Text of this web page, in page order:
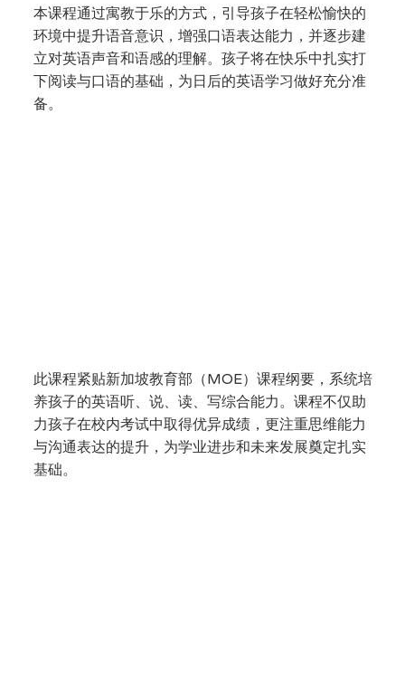
本课程通过寓教于乐的方式，引导孩子在轻松愉快的
环境中提升语音意识，增强口语表达能力，并逐步建
立对英语声音和语感的理解。孩子将在快乐中扎实打
下阅读与口语的基础，为日后的英语学习做好充分准
备。
此课程紧贴新加坡教育部（MOE）课程纲要，系统培
养孩子的英语听、说、读、写综合能力。课程不仅助
力孩子在校内考试中取得优异成绩，更注重思维能力
与沟通表达的提升，为学业进步和未来发展奠定扎实
基础。